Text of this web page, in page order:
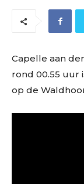
Capelle aan
rond 00.55 uur
op de